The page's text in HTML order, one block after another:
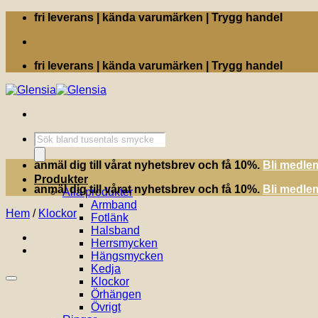
Skip
content
fri leverans | kända varumärken | Trygg handel
fri leverans | kända varumärken | Trygg handel
Produktsökning
Produkter
Alla produkter
Armband
Fotlänk
Halsband
Herrsmycken
Hängsmycken
Kedja
Klockor
Örhängen
Övrigt
anmäl dig till vårat nyhetsbrev och få 10%. Bli
anmäl dig till vårat nyhetsbrev och få 10%. Bli
Hem / Klockor